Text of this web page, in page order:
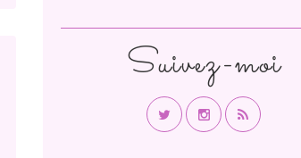
Suivez-moi